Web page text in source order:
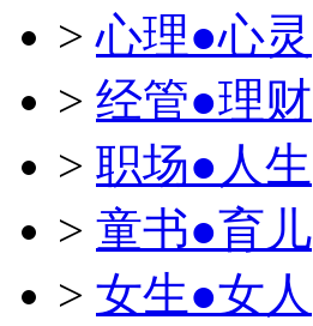
>心理●心灵
> 经管●理财
> 职场●人生
> 童书●育儿
> 女生●女人